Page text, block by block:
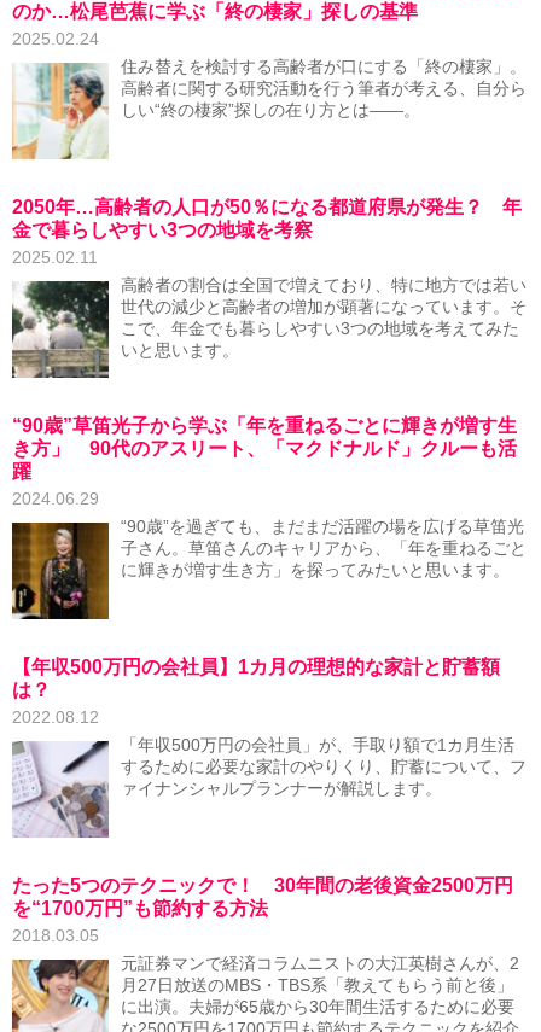
のか…松尾芭蕉に学ぶ「終の棲家」探しの基準
2025.02.24
住み替えを検討する高齢者が口にする「終の棲家」。
高齢者に関する研究活動を行う筆者が考える、自分ら
しい“終の棲家”探しの在り方とは――。
2050年…高齢者の人口が50％になる都道府県が発生？ 年
金で暮らしやすい3つの地域を考察
2025.02.11
高齢者の割合は全国で増えており、特に地方では若い
世代の減少と高齢者の増加が顕著になっています。そ
こで、年金でも暮らしやすい3つの地域を考えてみた
いと思います。
“90歳”草笛光子から学ぶ「年を重ねるごとに輝きが増す生
き方」 90代のアスリート、「マクドナルド」クルーも活
躍
2024.06.29
“90歳”を過ぎても、まだまだ活躍の場を広げる草笛光
子さん。草笛さんのキャリアから、「年を重ねるごと
に輝きが増す生き方」を探ってみたいと思います。
【年収500万円の会社員】1カ月の理想的な家計と貯蓄額
は？
2022.08.12
「年収500万円の会社員」が、手取り額で1カ月生活
するために必要な家計のやりくり、貯蓄について、フ
ァイナンシャルプランナーが解説します。
たった5つのテクニックで！ 30年間の老後資金2500万円
を“1700万円”も節約する方法
2018.03.05
元証券マンで経済コラムニストの大江英樹さんが、2
月27日放送のMBS・TBS系「教えてもらう前と後」
に出演。夫婦が65歳から30年間生活するために必要